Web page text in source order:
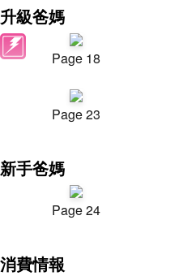
升級爸媽
Page 18
Page 23
新手爸媽
Page 24
消費情報